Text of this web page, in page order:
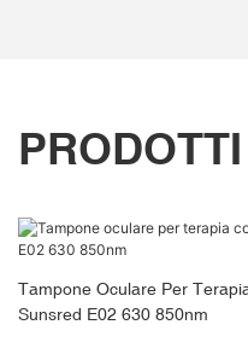
Tampone Oculare Per
Sunsred E02 630 850nm